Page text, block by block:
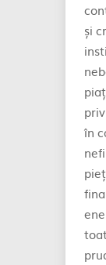
și
în